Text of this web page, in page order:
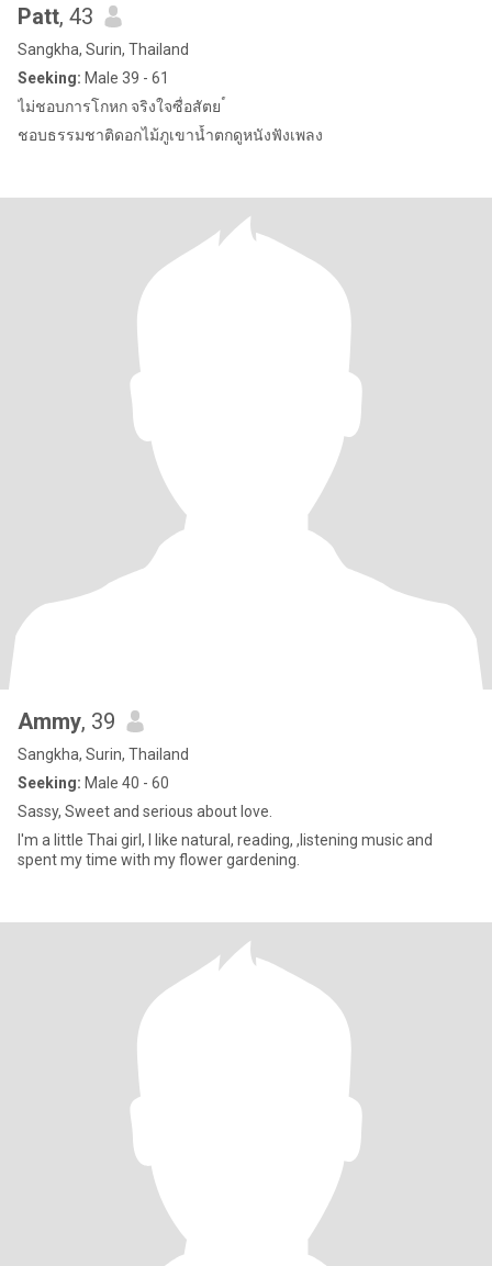
Patt, 43
Sangkha, Surin, Thailand
Seeking: Male 39 - 61
ไม่ชอบการโกหก จริงใจซื่อสัตย ์
ชอบธรรมชาติดอกไม้ภูเขาน้ำตกดูหนังฟังเพลง
Ammy, 39
Sangkha, Surin, Thailand
Seeking: Male 40 - 60
Sassy, Sweet and serious about love.
I'm a little Thai girl, I like natural, reading, ,listening music and
spent my time with my flower gardening.